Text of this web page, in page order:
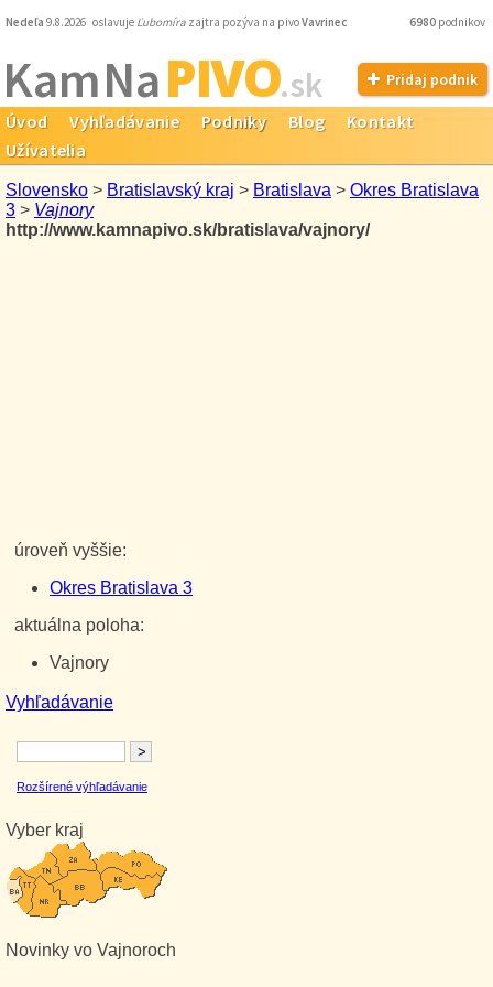
Nedeľa 9.8.2026 oslavuje Ľubomíra zajtra pozýva na pivoVavrinec 6980 podnikov
Kam NaPIVO.sk Pridaj podnik
Úvod Vyhľadávanie Podniky Blog
Kontakt
Užívatelia
Slovensko > Bratislavský kraj > Bratislava > Okres Bratislava
3 > Vajnory
Vyhľadávanie
Rozšírené výhľadávanie
Vyber kraj
Novinky vo Vajnoroch
http://www.kamnapivo.sk/bratislava/vajnory/
úroveň vyššie:
Okres Bratislava 3
aktuálna poloha:
Vajnory